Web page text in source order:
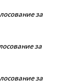
за
за
за